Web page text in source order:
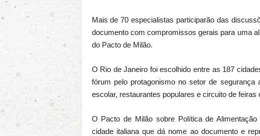
Mais de 70 especialistas participarão das
documento com compromissos gerais para uma
do Pacto de Milão.
O Rio de Janeiro foi escolhido entre as 187
fórum pelo protagonismo no setor de segurança
escolar, restaurantes populares e circuito de feiras
O Pacto de Milão sobre Política de
cidade italiana que dá nome ao documento e